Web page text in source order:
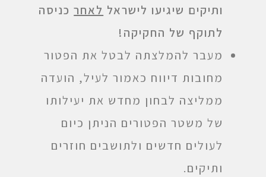
ותיקים שיגיעו לישראל לאחרכניסה
לתוקף של החקיקה!
מעבר להמלצתה לבטל את הפטור
מחובות דיווח כאמור לעיל, הועדה
ממליצה לבחון מחדש את יעילותו
של משטר הפטורים הניתן כיום
לעולים חדשים ולתושבים חוזרים
ותיקים.